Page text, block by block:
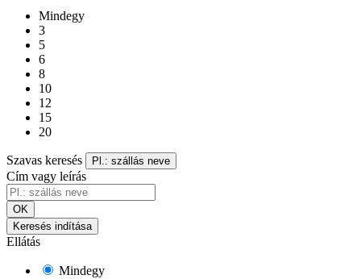
Mindegy
3
5
6
8
10
12
15
20
Szavas keresés Pl.: szállás neve
Cím vagy leírás
OK
Keresés indítása
Ellátás
Mindegy